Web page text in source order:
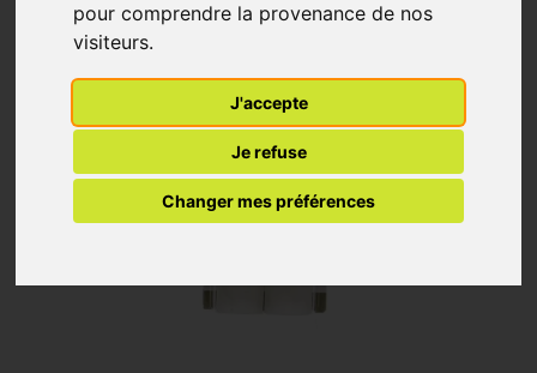
pour comprendre la provenance de nos
visiteurs.
J'accepte
Je refuse
Changer mes préférences